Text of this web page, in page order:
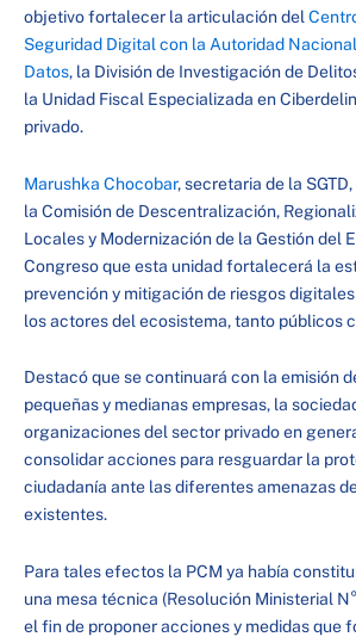
objetivo fortalecer la articulación del
Seguridad Digital con la Autoridad
Datos, la División de Investigación de
la Unidad Fiscal Especializada en
privado.
Marushka Chocobar, secretaria de la
la Comisión de Descentralización,
Locales y Modernización de la Gestión del
Congreso que esta unidad fortalecerá la
prevención y mitigación de riesgos
los actores del ecosistema, tanto públicos
Destacó que se continuará con la emisión
pequeñas y medianas empresas, la
organizaciones del sector privado en
consolidar acciones para resguardar la
ciudadanía ante las diferentes amenazas
existentes.
Para tales efectos la PCM ya había
una mesa técnica (Resolución Ministerial
el fin de proponer acciones y medidas que